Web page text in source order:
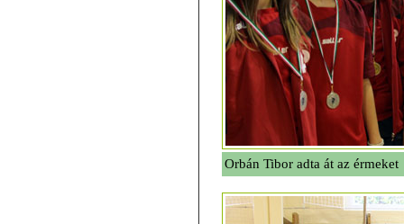
Orbán Tibor adta át az érmeket